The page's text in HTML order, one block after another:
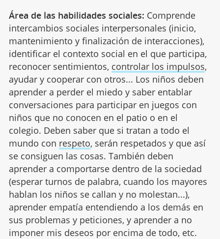
Área de las habilidades sociales: Comprende
intercambios sociales interpersonales (inicio,
mantenimiento y finalización de interacciones),
identificar el contexto social en el que participa,
reconocer sentimientos, controlar los impulsos,
ayudar y cooperar con otros... Los niños deben
aprender a perder el miedo y saber entablar
conversaciones para participar en juegos con
niños que no conocen en el patio o en el
colegio. Deben saber que si tratan a todo el
mundo con respeto, serán respetados y que así
se consiguen las cosas. También deben
aprender a comportarse dentro de la sociedad
(esperar turnos de palabra, cuando los mayores
hablan los niños se callan y no molestan...),
aprender empatía entendiendo a los demás en
sus problemas y peticiones, y aprender a no
imponer mis deseos por encima de todo, etc.